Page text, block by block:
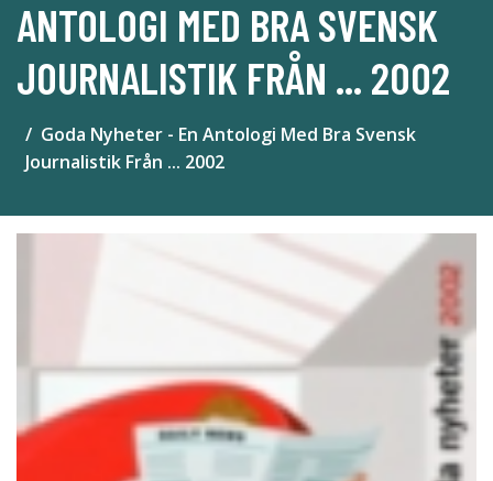
ANTOLOGI MED BRA SVENSK
JOURNALISTIK FRÅN ... 2002
Goda Nyheter - En Antologi Med Bra Svensk
Journalistik Från ... 2002